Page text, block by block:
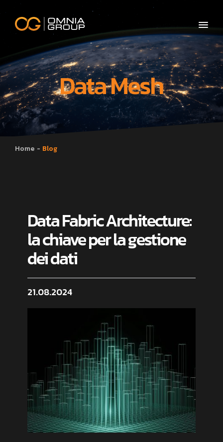
Data Mesh
Home Blog
Data Fabric Architecture:
la chiave per la gestione
dei dati
21.08.2024